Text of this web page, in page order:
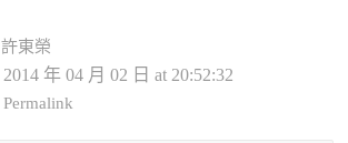
許東榮
2014 年 04 月 02 日 at 20:52:32
Permalink